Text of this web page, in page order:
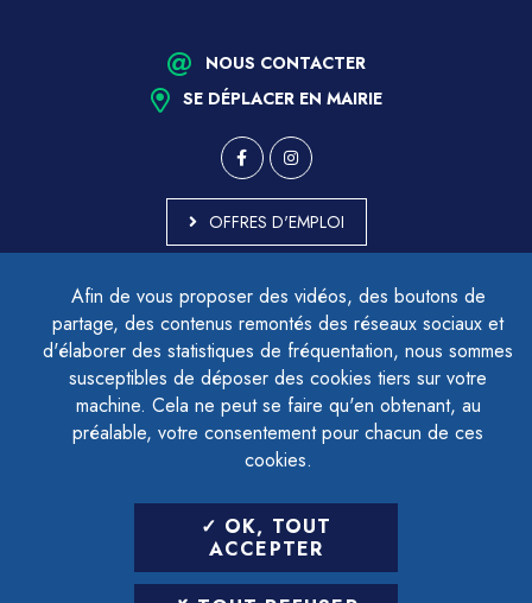
Afin de vous proposer des vidéos, des boutons de
partage, des contenus remontés des réseaux sociaux et
d'élaborer des statistiques de fréquentation, nous sommes
susceptibles de déposer des cookies tiers sur votre
machine. Cela ne peut se faire qu'en obtenant, au
préalable, votre consentement pour chacun de ces
cookies.
OK, TOUT
ACCEPTER
NOUS CONTACTER
SE DÉPLACER EN MAIRIE
OFFRES D'EMPLOI
ACCESSIBILITÉ - PARTIELLEMENT CONFORME
PLAN DU SITE
MENTIONS LÉGALES
CONTACTER LE DÉLÉGUÉ À LA PROTECTION DES DONNÉES
GESTION DES COOKIES
LETTRE D'INFORMATION
SAISIR VOTRE ADRESSE E-MAIL
POUR VOUS INSCRIRE :